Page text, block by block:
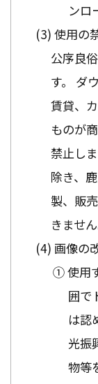
ンロ
使用の
公序良
す。 ダ
賃貸、
ものが
禁止し
除き、
製、販
きません
画像の
① 使用
囲で
は認
光振
物等